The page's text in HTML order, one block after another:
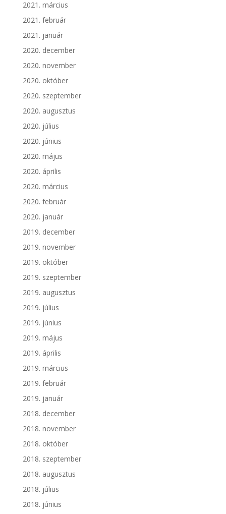
2021. március
2021. február
2021. január
2020. december
2020. november
2020. október
2020. szeptember
2020. augusztus
2020. július
2020. június
2020. május
2020. április
2020. március
2020. február
2020. január
2019. december
2019. november
2019. október
2019. szeptember
2019. augusztus
2019. július
2019. június
2019. május
2019. április
2019. március
2019. február
2019. január
2018. december
2018. november
2018. október
2018. szeptember
2018. augusztus
2018. július
2018. június